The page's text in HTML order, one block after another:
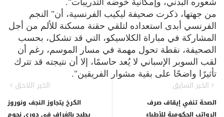
شعوره البدني، وإمكانية خوضه التدريبات".
من جهتها، ذكرت صحيفة ليكيب الفرنسية، أن" النجم
الفرنسي أبدى استعداده لتلقي حقنة مسكنة للألم من أجل
المشاركة في مباراة الكلاسيكو، التي قد تشكل، بحسب
الصحيفة، نقطة تحول مهمة في مسار الموسم، رغم أن
لقب السوبر الإسباني لا يُعد حاسمًا، إلا أن نتيجته قد تترك
تأثيرًا واضحًا على بقية مشوار الفريقين".
الخبر اللاحق
الكرخ يتجاوز النجف ونوروز
يطيح بالغراف في دوري نجوم
الخبر السابق
الصحة تنفي إيقاف صرف
الرواتب الحكومية للأطباء